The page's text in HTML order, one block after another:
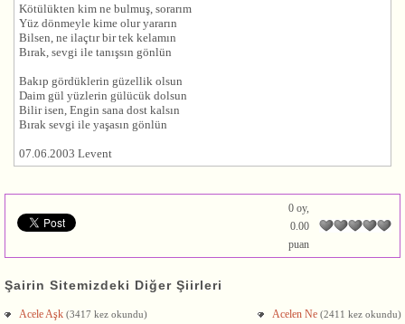
Kötülükten kim ne bulmuş, sorarım
Yüz dönmeyle kime olur yararın
Bilsen, ne ilaçtır bir tek kelamın
Bırak, sevgi ile tanışsın gönlün
Bakıp gördüklerin güzellik olsun
Daim gül yüzlerin gülücük dolsun
Bilir isen, Engin sana dost kalsın
Bırak sevgi ile yaşasın gönlün
07.06.2003 Levent
0 oy,
0.00
puan
Şairin Sitemizdeki Diğer Şiirleri
Acele Aşk (3417 kez okundu) Acelen Ne (2411 kez okundu)